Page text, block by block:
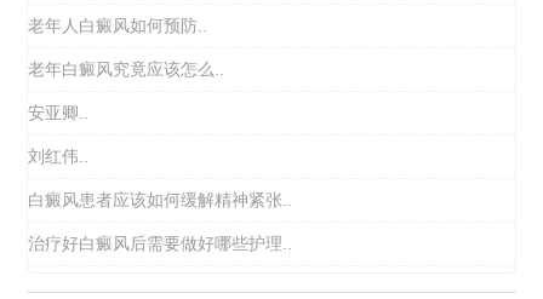
老年人白癜风如何预防..
老年白癜风究竟应该怎么..
安亚卿..
刘红伟..
白癜风患者应该如何缓解精神紧张..
治疗好白癜风后需要做好哪些护理..